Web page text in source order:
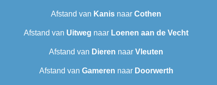
Afstand van Kanis naar Cothen
Afstand van Uitweg naar Loenen aan de Vecht
Afstand van Dieren naar Vleuten
Afstand van Gameren naar Doorwerth